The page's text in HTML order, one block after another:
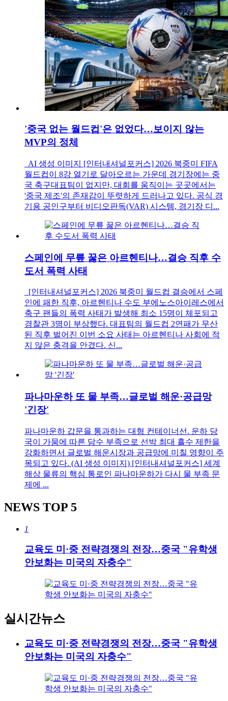
'중국 없는 월드컵'은 없었다…보이지 않는
MVP의 정체
AI 생성 이미지 [인터내셔널포커스] 2026 북중미 FIFA
월드컵이 8강 열기로 달아오르는 가운데 경기장에는 중
국 축구대표팀이 없지만, 대회를 움직이는 곳곳에서는
'중국 제조'의 존재감이 뚜렷하게 드러나고 있다. 공식 경
기용 공인구부터 비디오판독(VAR) 시스템, 경기장 디...
스페인에 무릎 꿇은 아르헨티나…결승 직후 수
도서 폭력 사태
[인터내셔널포커스] 2026 북중미 월드컵 결승에서 스페
인에 패한 직후, 아르헨티나 수도 부에노스아이레스에서
축구 팬들의 폭력 사태가 발생해 최소 15명이 체포되고
경찰관 3명이 부상했다. 대표팀의 월드컵 2연패가 무산
된 직후 벌어진 이번 소요 사태는 아르헨티나 사회에 적
지 않은 충격을 안겼다. 신...
파나마운하 또 물 부족…글로벌 해운·공급망
'긴장'
파나마운하 갑문을 통과하는 대형 컨테이너선. 운하 당
국이 가뭄에 따른 담수 부족으로 선박 최대 흘수 제한을
강화하면서 글로벌 해운시장과 공급망에 미칠 영향이 주
목되고 있다. (AI 생성 이미지) [인터내셔널포커스] 세계
해상 물류의 핵심 통로인 파나마운하가 다시 물 부족 문
제에 ...
NEWS TOP 5
1
교육도 미·중 전략경쟁의 전장…중국 "유학생
안보화는 미국의 자충수"
실시간뉴스
교육도 미·중 전략경쟁의 전장…중국 "유학생
안보화는 미국의 자충수"